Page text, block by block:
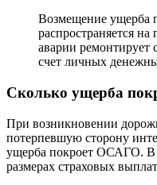
Возмещение ущерба
распространяется
аварии ремонтирует
счет личных
Сколько ущерба
При возникновении
потерпевшую сторону
ущерба покроет ОСАГО. В
размерах страховых